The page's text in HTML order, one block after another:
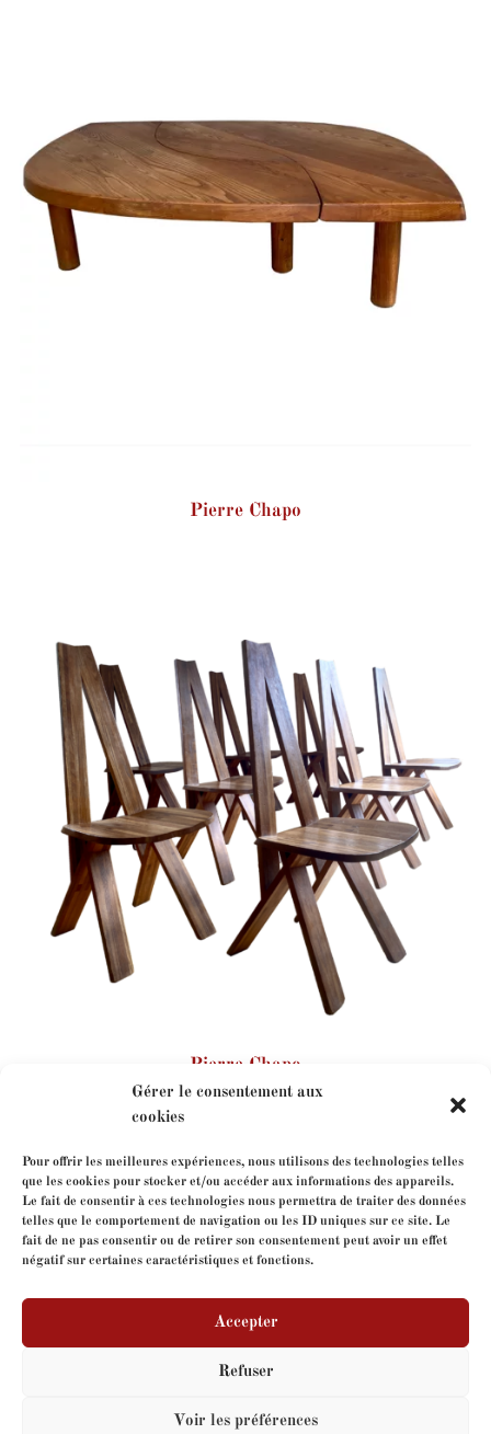
Gérer le consentement aux
cookies
Pour offrir les meilleures expériences, nous utilisons des technologies telles
que les cookies pour stocker et/ou accéder aux informations des appareils.
Le fait de consentir à ces technologies nous permettra de traiter des données
telles que le comportement de navigation ou les ID uniques sur ce site. Le
fait de ne pas consentir ou de retirer son consentement peut avoir un effet
négatif sur certaines caractéristiques et fonctions.
Accepter
Refuser
Voir les préférences
Pierre Chapo
Pierre Chapo
Contact-us
FormeLibre- tous droits réservés - Site web